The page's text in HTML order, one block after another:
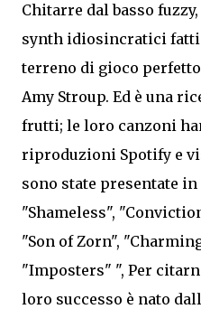
Chitarre dal basso
synth idiosincratici fatti
terreno di gioco
Amy Stroup. Ed è una
frutti; le loro canzoni
riproduzioni Spotify e
sono state presentate
"Shameless",
"Son of Zorn",
"Imposters" ", Per
loro successo è nato